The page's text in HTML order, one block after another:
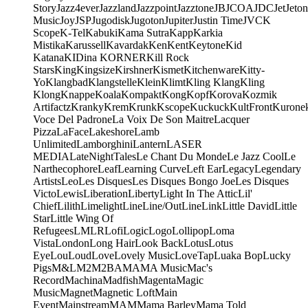
StoryJazz4everJazzlandJazzpointJazztoneJBJCOAJDCJetJeton
MusicJoyJSPJugodiskJugotonJupiterJustin TimeJVCK
ScopeK-TelKabukiKama SutraKappKarkia
MistikaKarussellKavardakKenKentKeytoneKid
KatanaKIDina KORNERKill Rock
StarsKingKingsizeKirshnerKismetKitchenwareKitty-
YoKlangbadKlangstelleKleinKlimtKling KlangKling
KlongKnappeKoalaKompaktKongKopfKorovaKozmik
ArtifactzKrankyKremKrunkKscopeKuckuckKultFront
Voce Del PadroneLa Voix De Son MaitreLacquer
PizzaLaFaceLakeshoreLamb
UnlimitedLamborghiniLanternLASER
MEDIALateNightTalesLe Chant Du MondeLe Jazz CoolLe
NarthecophoreLeafLearning CurveLeft EarLegacyLegendary
ArtistsLeoLes DisquesLes Disques Bongo JoeLes Disques
VictoLewisLiberationLibertyLight In The AtticLil'
ChiefLilithLimelightLineLine/OutLineLinkLittle DavidLittle
StarLittle Wing Of
RefugeesLMLRLofiLogicLogoLollipopLoma
VistaLondonLong HairLook BackLotusLotus
EyeLouLoudLoveLovely MusicLoveTapLuaka BopLucky
PigsM&LM2M2BAMAMA MusicMac's
RecordMachinaMadfishMagentaMagic
MusicMagnetMagnetic LoftMain
EventMainstreamMAMMama BarleyMama Told